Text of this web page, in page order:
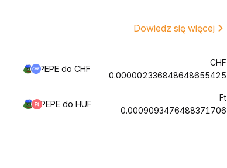
Dowiedz się więcej
PEPE do CHF
CHF
0.000002336848648655425
PEPE do HUF
Ft
0.0009093476488371706